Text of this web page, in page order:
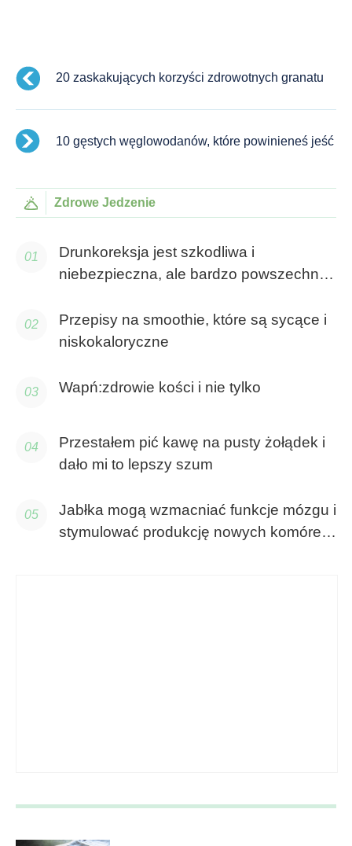
20 zaskakujących korzyści zdrowotnych granatu
10 gęstych węglowodanów, które powinieneś jeść
Zdrowe Jedzenie
Drunkoreksja jest szkodliwa i
niebezpieczna, ale bardzo powszechna
Przepisy na smoothie, które są sycące i
niskokaloryczne
Wapń:zdrowie kości i nie tylko
Przestałem pić kawę na pusty żołądek i
dało mi to lepszy szum
Jabłka mogą wzmacniać funkcje mózgu i
stymulować produkcję nowych komórek